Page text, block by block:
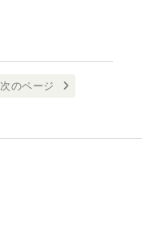
次のページ